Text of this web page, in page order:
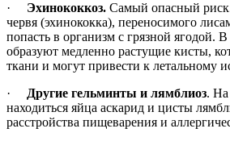
· Эхинококкоз. Самый опасный
червя (эхинококка), переносимого
попасть в организм с грязной ягодой.
образуют медленно растущие кисты,
ткани и могут привести к летальному
·
Другие гельминты и лямблиоз. На
находиться яйца аскарид и цисты
расстройства пищеварения и